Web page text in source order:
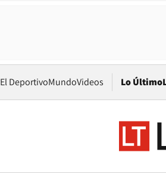
El DeportivoMundoVideos Lo Último